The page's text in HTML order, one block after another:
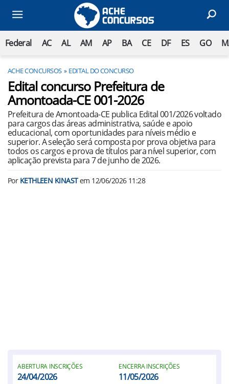
Federal AC AL AM AP BA CE DF ES GO
ACHE CONCURSOS EDITAL DO CONCURSO
Edital concurso Prefeitura de
Amontoada-CE 001-2026
Prefeitura de Amontoada-CE publica Edital 001/2026 voltado
para cargos das áreas administrativa, saúde e apoio
educacional, com oportunidades para níveis médio e
superior. A seleção será composta por prova objetiva para
todos os cargos e prova de títulos para nível superior, com
aplicação prevista para 7 de junho de 2026.
Por KETHLEEN KINASTem 12/06/2026 11:28
ABERTURA INSCRIÇÕES
24/04/2026
ENCERRA INSCRIÇÕES
11/05/2026